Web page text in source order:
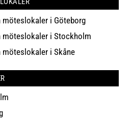
möteslokaler i Göteborg
möteslokaler i Stockholm
möteslokaler i Skåne